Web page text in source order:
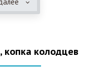
ведь не качественный
к выходу из строя
из всех существующих
колодцев